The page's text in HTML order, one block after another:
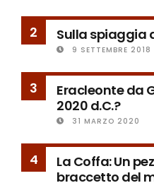
2 Sulla spiaggia
9 SETTEMBRE 2018
3
Eracleonte da
2020 d.C.?
31 MARZO 2020
4
La Coffa: Un
braccetto del